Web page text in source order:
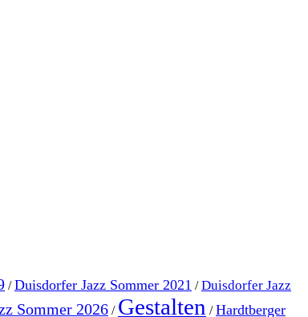
/Duisdorfer Jazz Sommer 2021 /Duisdorfer Jazz
Sommer 2026 / Gestalten /Hardtberger